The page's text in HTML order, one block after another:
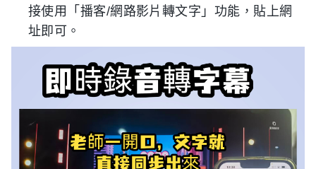
接使用「播客/網路影片轉文字」功能，貼上網
址即可。